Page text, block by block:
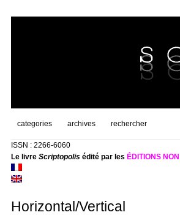
categories archives rechercher
ISSN : 2266-6060
Le livre Scriptopolisédité par les ÉDITIONS
Horizontal/Vertical